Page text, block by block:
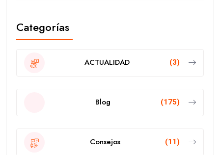
Categorías
ACTUALIDAD (3)
Blog (175)
Consejos (11)